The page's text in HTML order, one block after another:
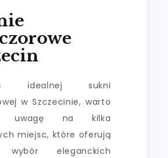
idealnej sukni
w Szczecinie, warto
uwagę na kilka
miejsc, które oferują
wybór eleganckich